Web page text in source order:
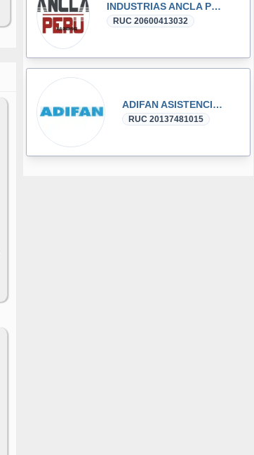
INDUSTRIAS ANCLA PERU S.R.L
RUC 20600413032
ADIFAN ASISTENCIAL
RUC 20137481015